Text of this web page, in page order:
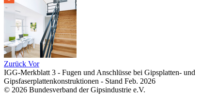
Zurück Vor
IGG-Merkblatt 3 - Fugen und Anschlüsse bei Gipsplatten- und
Gipsfaserplattenkonstruktionen - Stand Feb. 2026
© 2026 Bundesverband der Gipsindustrie e.V.